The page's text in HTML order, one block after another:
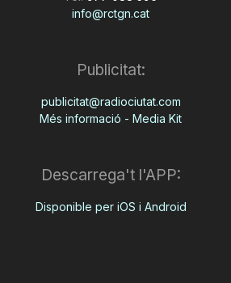
info@rctgn.cat
Publicitat:
publicitat@radiociutat.com
Més informació - Media Kit
Descarrega't l'APP:
Disponible per iOS i Android